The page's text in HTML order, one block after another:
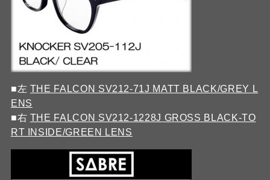
■左 THE FALCON SV212-71J MATT BLACK/GREY L
ENS
■右 THE FALCON SV212-1228J GROSS BLACK-TO
RT INSIDE/GREEN LENS